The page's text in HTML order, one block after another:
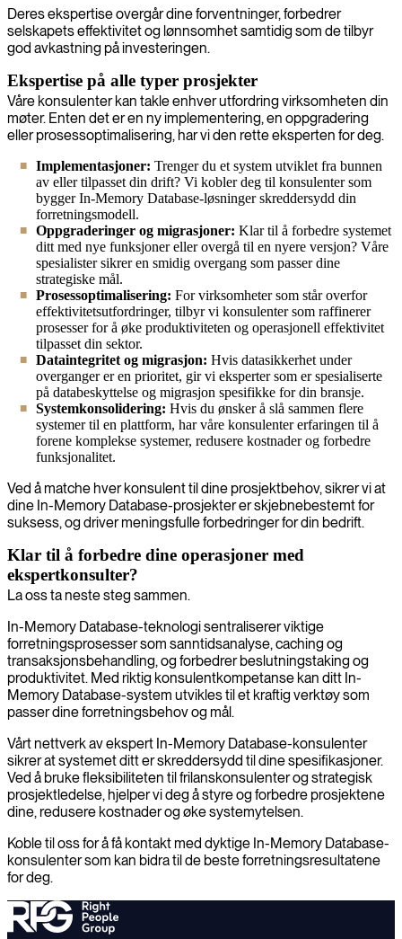
Deres ekspertise overgår dine forventninger, forbedrer
selskapets effektivitet og lønnsomhet samtidig som de tilbyr
god avkastning på investeringen.
Ekspertise på alle typer prosjekter
Våre konsulenter kan takle enhver utfordring virksomheten din
møter. Enten det er en ny implementering, en oppgradering
eller prosessoptimalisering, har vi den rette eksperten for deg.
Implementasjoner: Trenger du et system utviklet fra bunnen
av eller tilpasset din drift? Vi kobler deg til konsulenter som
bygger In-Memory Database-løsninger skreddersydd din
forretningsmodell.
Oppgraderinger og migrasjoner: Klar til å forbedre systemet
ditt med nye funksjoner eller overgå til en nyere versjon? Våre
spesialister sikrer en smidig overgang som passer dine
strategiske mål.
Prosessoptimalisering: For virksomheter som står overfor
effektivitetsutfordringer, tilbyr vi konsulenter som raffinerer
prosesser for å øke produktiviteten og operasjonell effektivitet
tilpasset din sektor.
Dataintegritet og migrasjon: Hvis datasikkerhet under
overganger er en prioritet, gir vi eksperter som er spesialiserte
på databeskyttelse og migrasjon spesifikke for din bransje.
Systemkonsolidering: Hvis du ønsker å slå sammen flere
systemer til en plattform, har våre konsulenter erfaringen til å
forene komplekse systemer, redusere kostnader og forbedre
funksjonalitet.
Ved å matche hver konsulent til dine prosjektbehov, sikrer vi at
dine In-Memory Database-prosjekter er skjebnebestemt for
suksess, og driver meningsfulle forbedringer for din bedrift.
Klar til å forbedre dine operasjoner med
ekspertkonsulter?
La oss ta neste steg sammen.
In-Memory Database-teknologi sentraliserer viktige
forretningsprosesser som sanntidsanalyse, caching og
transaksjonsbehandling, og forbedrer beslutningstaking og
produktivitet. Med riktig konsulentkompetanse kan ditt In-
Memory Database-system utvikles til et kraftig verktøy som
passer dine forretningsbehov og mål.
Vårt nettverk av ekspert In-Memory Database-konsulenter
sikrer at systemet ditt er skreddersydd til dine spesifikasjoner.
Ved å bruke fleksibiliteten til frilanskonsulenter og strategisk
prosjektledelse, hjelper vi deg å styre og forbedre prosjektene
dine, redusere kostnader og øke systemytelsen.
Koble til oss for å få kontakt med dyktige In-Memory Database-
konsulenter som kan bidra til de beste forretningsresultatene
for deg.